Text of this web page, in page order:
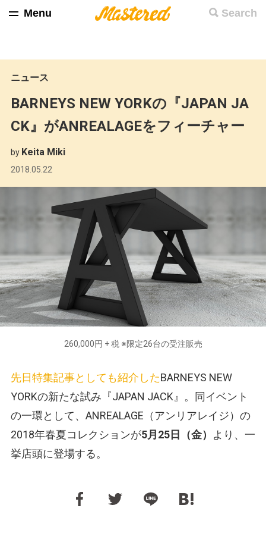
Search
Menu
ニュース
BARNEYS NEW YORKの『JAPAN JA
CK』がANREALAGEをフィーチャー
by Keita Miki
2018.05.22
260,000円 + 税 ※限定26台の受注販売
先日特集記事としても紹介したBARNEYS NEW
YORKの新たな試み『JAPAN JACK』。同イベント
の一環として、ANREALAGE（アンリアレイジ）の
2018年春夏コレクションが5月25日（金） より、一
挙店頭に登場する。